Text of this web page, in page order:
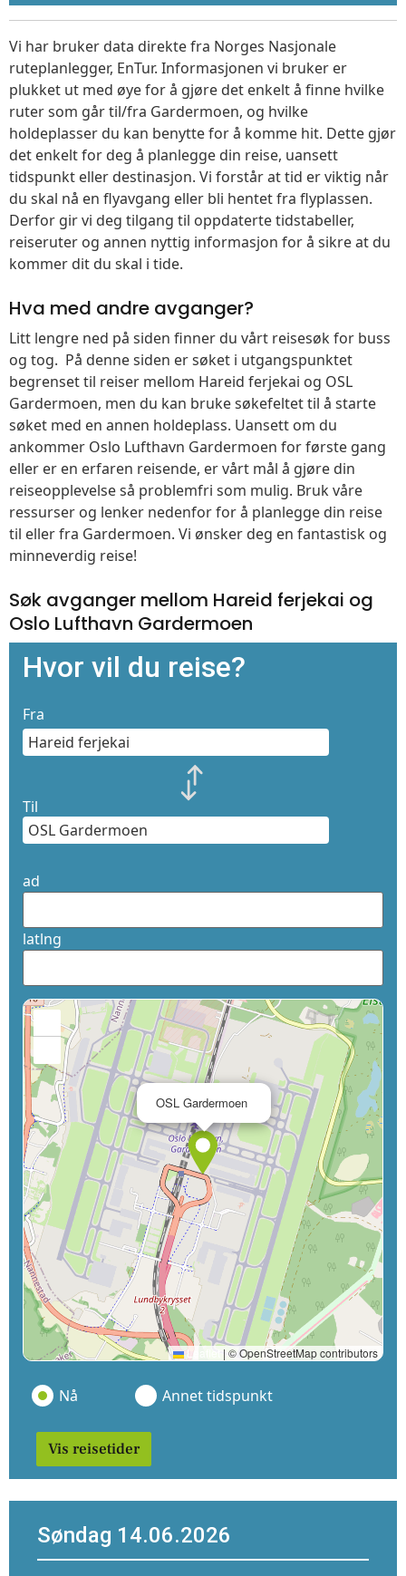
Vi har bruker data direkte fra Norges Nasjonale
ruteplanlegger, EnTur. Informasjonen vi bruker er
plukket ut med øye for å gjøre det enkelt å finne hvilke
ruter som går til/fra Gardermoen, og hvilke
holdeplasser du kan benytte for å komme hit. Dette gjør
det enkelt for deg å planlegge din reise, uansett
tidspunkt eller destinasjon. Vi forstår at tid er viktig når
du skal nå en flyavgang eller bli hentet fra flyplassen.
Derfor gir vi deg tilgang til oppdaterte tidstabeller,
reiseruter og annen nyttig informasjon for å sikre at du
kommer dit du skal i tide.
Hva med andre avganger?
Litt lengre ned på siden finner du vårt reisesøk for buss
og tog. På denne siden er søket i utgangspunktet
begrenset til reiser mellom Hareid ferjekai og OSL
Gardermoen, men du kan bruke søkefeltet til å starte
søket med en annen holdeplass. Uansett om du
ankommer Oslo Lufthavn Gardermoen for første gang
eller er en erfaren reisende, er vårt mål å gjøre din
reiseopplevelse så problemfri som mulig. Bruk våre
ressurser og lenker nedenfor for å planlegge din reise
til eller fra Gardermoen. Vi ønsker deg en fantastisk og
minneverdig reise!
Søk avganger mellom Hareid ferjekai og
Oslo Lufthavn Gardermoen
Hvor vil du reise?
Fra
Til
ad
latlng
OSL Gardermoen
Leaflet | © OpenStreetMap contributors
Nå Annet tidspunkt
Vis reisetider
Søndag 14.06.2026